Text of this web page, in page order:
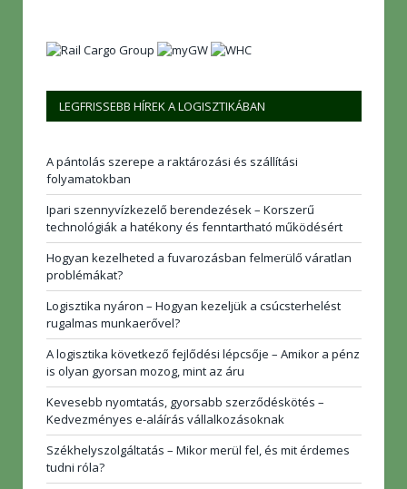
LEGFRISSEBB HÍREK A LOGISZTIKÁBAN
A pántolás szerepe a raktározási és szállítási
folyamatokban
Ipari szennyvízkezelő berendezések – Korszerű
technológiák a hatékony és fenntartható működésért
Hogyan kezelheted a fuvarozásban felmerülő váratlan
problémákat?
Logisztika nyáron – Hogyan kezeljük a csúcsterhelést
rugalmas munkaerővel?
A logisztika következő fejlődési lépcsője – Amikor a pénz
is olyan gyorsan mozog, mint az áru
Kevesebb nyomtatás, gyorsabb szerződéskötés –
Kedvezményes e-aláírás vállalkozásoknak
Székhelyszolgáltatás – Mikor merül fel, és mit érdemes
tudni róla?